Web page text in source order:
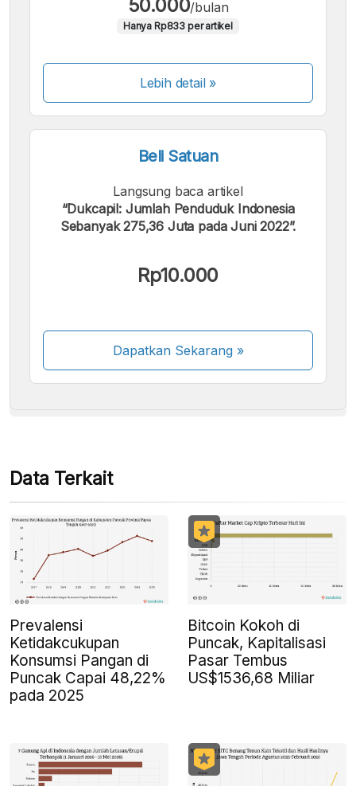
50.000/bulan
Hanya Rp833 per artikel
Lebih detail »
Beli Satuan
Langsung baca artikel
“Dukcapil: Jumlah Penduduk Indonesia
Sebanyak 275,36 Juta pada Juni 2022”.
Rp10.000
Dapatkan Sekarang»
Beberapa metode pembayaran masih dalam
Data Terkait
Prevalensi
Ketidakcukupan
Konsumsi Pangan di
Puncak Capai 48,22%
pada 2025
Bitcoin Kokoh di
Puncak, Kapitalisasi
Pasar Tembus
US$1536,68 Miliar